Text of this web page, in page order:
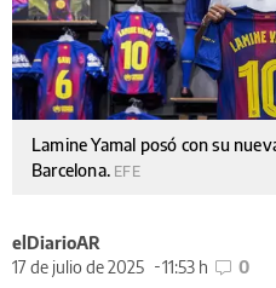
Lamine Yamal posó con su
Barcelona. EFE
elDiarioAR
17 de julio de 2025
11:53 h 0